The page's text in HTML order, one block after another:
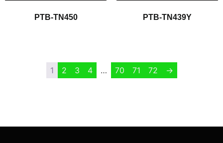
PTB-TN450
PTB-TN439Y
1 2 3 4 … 70 71 72 →